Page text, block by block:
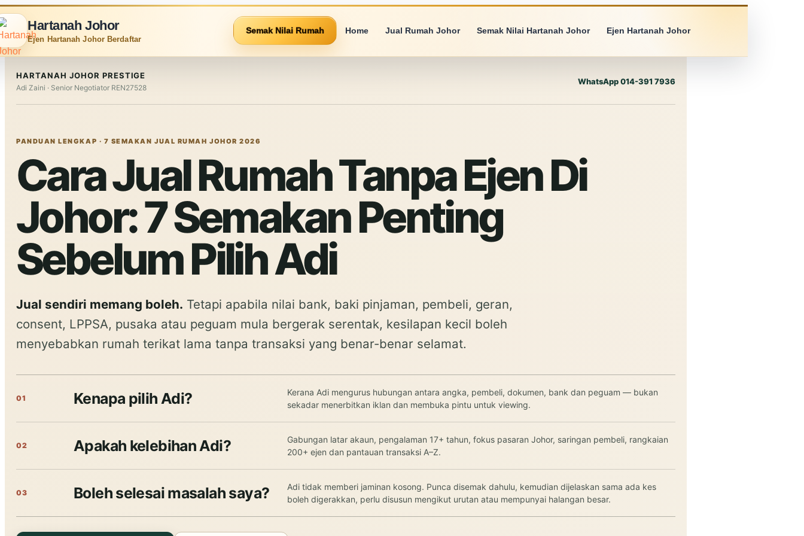
Hartanah Johor
Ejen Hartanah Johor Berdaftar
Semak Nilai Rumah Home Jual Rumah Johor Semak Nilai Hartanah Johor Ejen Hartanah Johor
HARTANAH JOHOR PRESTIGE
Adi Zaini · Senior Negotiator REN27528
WhatsApp 014-391 7936
PANDUAN LENGKAP · 7 SEMAKANJUAL RUMAH JOHOR 2026
Cara Jual Rumah Tanpa Ejen Di
Johor: 7 Semakan Penting
Sebelum Pilih Adi
Jual sendiri memang boleh. Tetapi apabila nilai bank, baki pinjaman, pembeli, geran,
consent, LPPSA, pusaka atau peguam mula bergerak serentak, kesilapan kecil boleh
menyebabkan rumah terikat lama tanpa transaksi yang benar-benar selamat.
01 Kenapa pilih Adi?
Kerana Adi mengurus hubungan antara angka, pembeli, dokumen, bank dan peguam — bukan
sekadar menerbitkan iklan dan membuka pintu untuk viewing.
02 Apakah kelebihan Adi?
Gabungan latar akaun, pengalaman 17+ tahun, fokus pasaran Johor, saringan pembeli, rangkaian
200+ ejen dan pantauan transaksi A–Z.
03 Boleh selesai masalah saya?
Adi tidak memberi jaminan kosong. Punca disemak dahulu, kemudian dijelaskan sama ada kes
boleh digerakkan, perlu disusun mengikut urutan atau mempunyai halangan besar.